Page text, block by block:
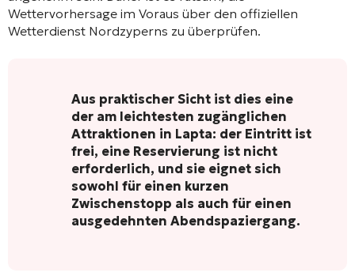
Wettervorhersage im Voraus über den offiziellen
Wetterdienst Nordzyperns zu überprüfen.
Aus praktischer Sicht ist dies eine
der am leichtesten zugänglichen
Attraktionen in Lapta: der Eintritt ist
frei, eine Reservierung ist nicht
erforderlich, und sie eignet sich
sowohl für einen kurzen
Zwischenstopp als auch für einen
ausgedehnten Abendspaziergang.